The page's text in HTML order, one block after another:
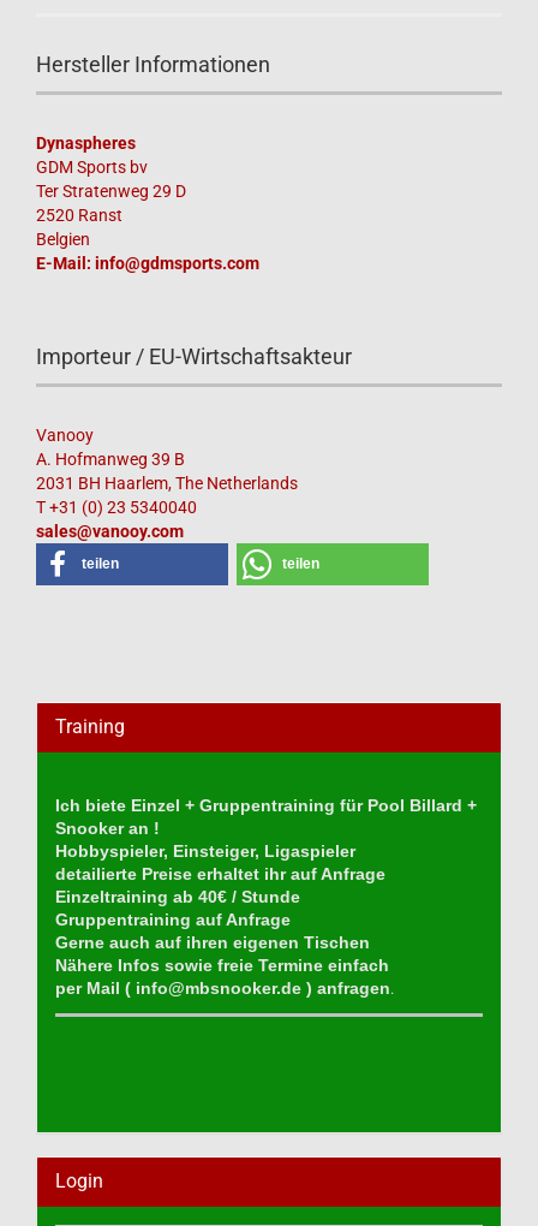
Hersteller Informationen
Dynaspheres
GDM Sports bv
Ter Stratenweg 29 D
2520 Ranst
Belgien
E-Mail: info@gdmsports.com
Importeur / EU-Wirtschaftsakteur
Vanooy
A. Hofmanweg 39 B
2031 BH Haarlem, The Netherlands
T +31 (0) 23 5340040
sales@vanooy.com
teilen teilen
Training
Ich biete Einzel + Gruppentraining für Pool Billard +
Snooker an !
Hobbyspieler, Einsteiger, Ligaspieler
detailierte Preise erhaltet ihr auf Anfrage
Einzeltraining ab 40€ / Stunde
Gruppentraining auf Anfrage
Gerne auch auf ihren eigenen Tischen
Nähere Infos sowie freie Termine einfach
per Mail ( info@mbsnooker.de ) anfragen.
Login